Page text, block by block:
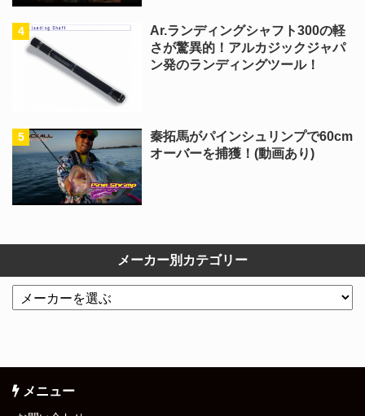
Ar.ランディングシャフト300の軽
さが驚異的！アルカジックジャパ
ン発のランディングツール！
秦拓馬がパインシュリンプで60cm
オーバーを捕獲！(動画あり)
メーカー別カテゴリー
メニュー